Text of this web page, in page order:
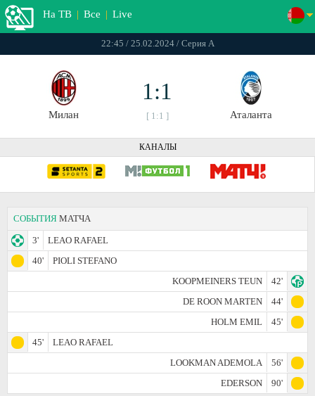
На ТВ | Все | Live
22:45 / 25.02.2024 / Серия А
Милан
1:1
[ 1:1 ] Аталанта
КАНАЛЫ
СОБЫТИЯ МАТЧА
3'
LEAO RAFAEL
40'
PIOLI STEFANO
KOOPMEINERS TEUN
42'
DE ROON MARTEN
44'
HOLM EMIL
45'
45'
LEAO RAFAEL
LOOKMAN ADEMOLA
56'
EDERSON
90'